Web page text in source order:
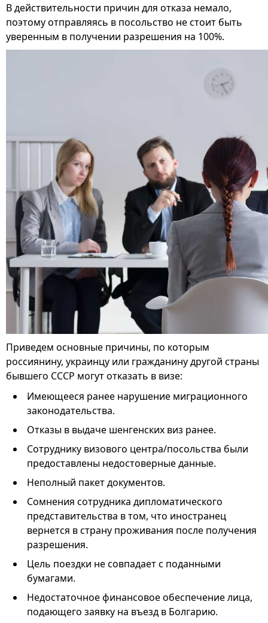
В действительности причин для отказа немало,
поэтому отправляясь в посольство не стоит быть
уверенным в получении разрешения на 100%.
Приведем основные причины, по которым
россиянину, украинцу или гражданину другой страны
бывшего СССР могут отказать в визе:
Имеющееся ранее нарушение миграционного
законодательства.
Отказы в выдаче шенгенских виз ранее.
Сотруднику визового центра/посольства были
предоставлены недостоверные данные.
Неполный пакет документов.
Сомнения сотрудника дипломатического
представительства в том, что иностранец
вернется в страну проживания после получения
разрешения.
Цель поездки не совпадает с поданными
бумагами.
Недостаточное финансовое обеспечение лица,
подающего заявку на въезд в Болгарию.